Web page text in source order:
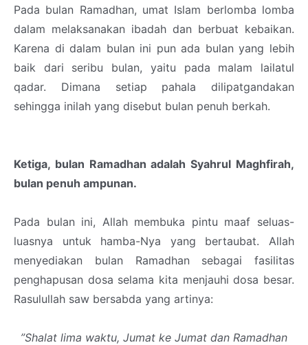
Pada bulan Ramadhan, umat Islam berlomba lomba
dalam melaksanakan ibadah dan berbuat kebaikan.
Karena di dalam bulan ini pun ada bulan yang lebih
baik dari seribu bulan, yaitu pada malam lailatul
qadar. Dimana setiap pahala dilipatgandakan
sehingga inilah yang disebut bulan penuh berkah.
Ketiga, bulan Ramadhan adalah Syahrul Maghfirah,
bulan penuh ampunan.
Pada bulan ini, Allah membuka pintu maaf seluas-
luasnya untuk hamba-Nya yang bertaubat. Allah
menyediakan bulan Ramadhan sebagai fasilitas
penghapusan dosa selama kita menjauhi dosa besar.
Rasulullah saw bersabda yang artinya:
”Shalat lima waktu, Jumat ke Jumat dan Ramadhan